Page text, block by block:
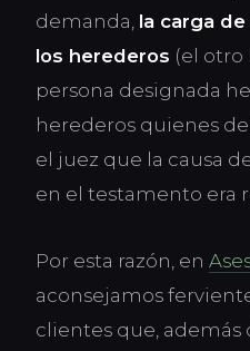
demanda, la carga
los herederos (el otro
persona designada
herederos quienes
el juez que la causa
en el testamento era
Por esta razón, en
aconsejamos
clientes que, además